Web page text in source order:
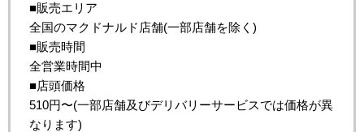
■販売エリア
全国のマクドナルド店舗(一部店舗を除く)
■販売時間
全営業時間中
■店頭価格
510円〜(一部店舗及びデリバリーサービスでは価格が異
なります)